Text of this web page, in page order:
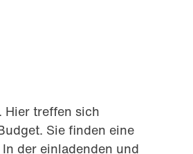
Hier treffen sich
Sie finden eine
der einladenden und